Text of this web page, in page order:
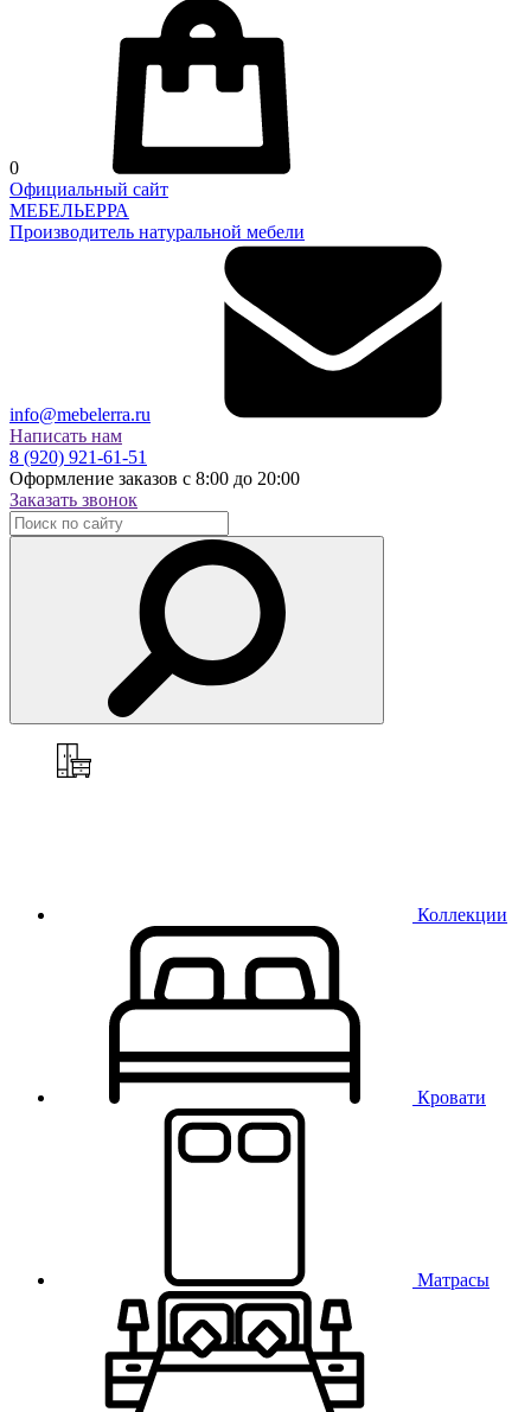
0
Официальный сайт
МЕБЕЛЬЕРРА
Производитель натуральной мебели
info@mebelerra.ru
Написать нам
8 (920) 921-61-51
Оформление заказов с 8:00 до 20:00
Заказать звонок
Коллекции
Кровати
Матрасы